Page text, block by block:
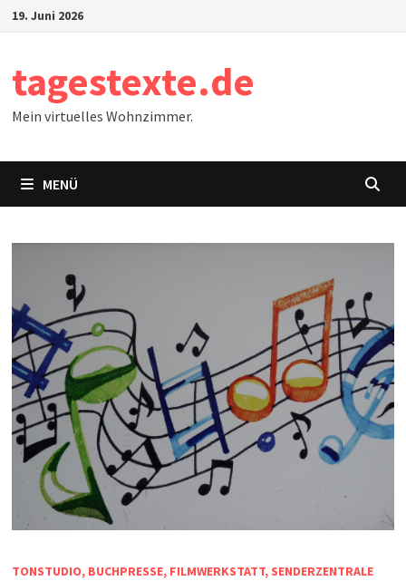
Zum19. Juni 2026
tagestexte.de
Mein virtuelles Wohnzimmer.
MENÜ
TONSTUDIO, BUCHPRESSE, FILMWERKSTATT, SENDERZENTRALE